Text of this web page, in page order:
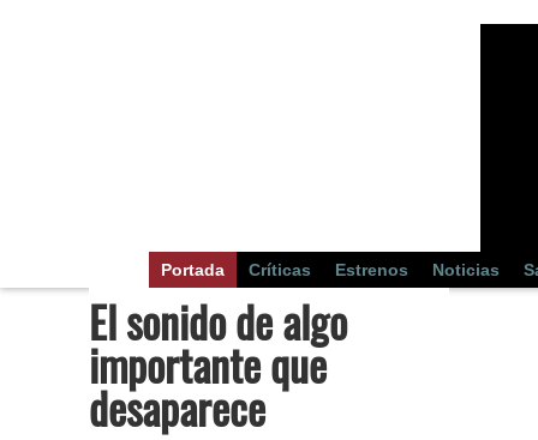
Portada Críticas Estrenos Noticias
El sonido de algo
importante que
desaparece